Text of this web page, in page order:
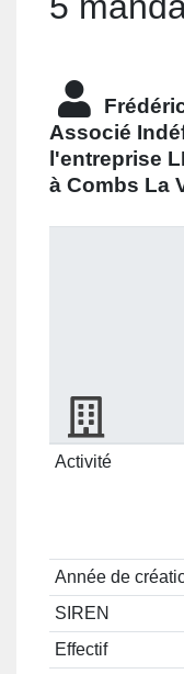
Associé
l'entreprise
à Combs La
Activité
Année de
SIREN
Effectif